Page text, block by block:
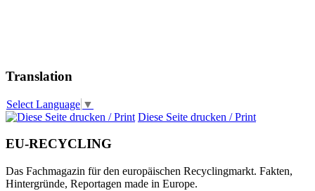
Translation
Select Language ▼
Diese Seite drucken / Print
EU-RECYCLING
Das Fachmagazin für den europäischen Recyclingmarkt. Fakten,
Hintergründe, Reportagen made in Europe.